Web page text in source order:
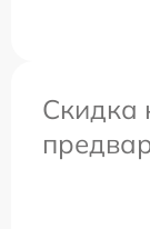
Скидка